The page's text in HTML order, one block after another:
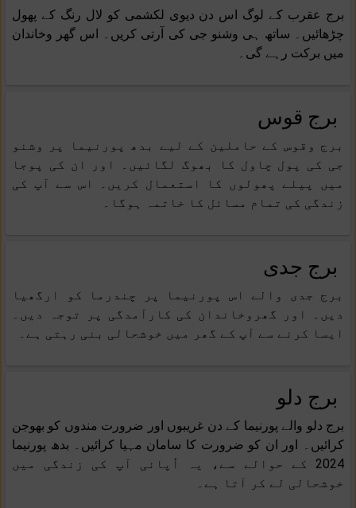
برج عقرب کے لوگ اس دن دیوی لکشمی کو لال رنگ کے پھول
چڑھائیں۔ ساتھ ہی وشنو جی کی آرتی کریں۔ اس گھر وخاندان
میں برکت رہے گی۔
برج قوس
برج وقوس کے حاملین کے لیے بدھ پورنیما پر وشنو
جی کی پول چاول کا بھوگ لگائیں۔ اور ان کی پوجا
میں پیلے پھولوں کا استعمال کریں۔ اس سے آپ کی
زندگی کی تمام مسائل کا خاتمہ ہوگا۔
برج جدی
برج جدی والے اس پورنیما پر چندرما کو ارگھیا
دیں۔ اور گھروخاندان کی کارآمدگی پر توجہ دیں۔
ایسا کرنے سے آپ کے گھر میں خوشحالی بنی رہتی ہے۔
برج دلو
برج دلو والے پورنیما کے دن غریبوں اور ضرورت مندوں کو بھوجن
کرائیں۔ اور ان کو ضرورت کا سامان مہیا کرائیں۔ بدھ پورنیما
2024 کے حوالے سے، یہ اُپائی آپ کی زندگی میں
خوشحالی لے کر آتا ہے۔